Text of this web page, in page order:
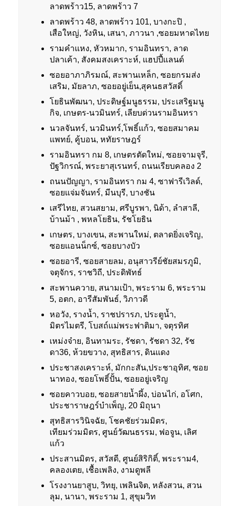
ลาดพร้าว15, ลาดพร้าว 7
ลาดพร้าว 48, ลาดพร้าว 101, บางกะปิ ,
เสือใหญ่, วังหิน, เสนา, ภาวนา ,ซอยมหาดไทย
รามคำแหง, หัวหมาก, รามอินทรา, ลาด
ปลาเค้า, สังคมสงเคราะห์, แฮปปี้แลนด์
ซอยอาภาภิรมณ์, สะพานเหล็ก, ซอยกรมส่ง
เสริม, มัยลาภ, ซอยอยู่เย็น,สุคนธสวัสดิ์
โยธินพัฒนา, ประดิษฐ์มนูธรรม, ประเสริฐมนู
กิจ, เกษตร-นวมินทร์, เลียบด่วนรามอินทรา
นวลจันทร์, นวมินทร์,โพธิ์แก้ว, ซอยสมาคม
แพทย์, คู้บอน, หทัยราษฎร์
รามอินทรา กม 8, เกษตรตัดใหม่, ซอยจามจุรี,
ปัฐวิกรณ์, พระยาสุเรนทร์, ถนนเรียบคลอง 2
ถนนปัญญา, รามอินทรา กม 4, ซาฟารีเวิลด์,
ซอยแจ่มจันทร์, มีนบุรี, บางชัน
เสรีไทย, สวนสยาม, ศรีบูรพา, นิด้า, ลำสาลี,
บ้านม้า , พหลโยธิน, รัชโยธิน
เกษตร, บางเขน, สะพานใหม่, ตลาดยิ่งเจริญ,
ซอยแอนน็กซ์, ซอยบางบัว
ซอยอารี, ซอยสายลม, อนุสาวรีย์ชัยสมรภูมิ,
จตุจักร, ราชวิถี, ประดิพัทธ์
สะพานควาย, สนามเป้า, พระราม 6, พระราม
5, อตก, อารีสัมพันธ์, วิภาวดี
หอวัง, รางน้ำ, ราชปรารภ, ประตูน้ำ,
มิตรไมตรี, โบสถ์แม่พระฟาติมา, จตุรทิศ
เหม่งจ๋าย, อินทามระ, รัชดา, รัชดา 32, รัช
ดา36, ห้วยขวาง, สุทธิสาร, ดินแดง
ประชาสงเคราะห์, มักกะสัน,ประชาอุทิศ, ซอย
นาทอง, ซอยโพธิ์ปั้น, ซอยอยู่เจริญ
ซอยคาวบอย, ซอยสายน้ำผึ้ง, บ่อนไก่, อโศก,
ประชาราษฎร์บำเพ็ญ, 20 มิถุนา
สุทธิสารวินิจฉัย, โชคชัยร่วมมิตร,
เทียมร่วมมิตร, ศูนย์วัฒนธรรม, ฟอจูน, เลิศ
แก้ว
ประสานมิตร, สวัสดี, ศูนย์สิริกิติ์, พระราม4,
คลองเตย, เชื้อเพลิง, งามดูพลี
โรงงานยาสูบ, วิทยุ, เพลินจิต, หลังสวน, สวน
ลุม, นานา, พระราม 1, สุขุมวิท